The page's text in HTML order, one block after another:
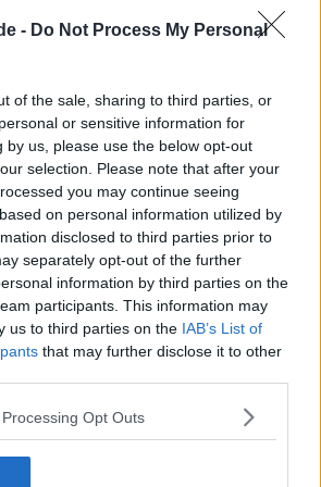
- Do Not Process My Personal
of the sale, sharing to third parties, or
or sensitive information for
by us, please use the below opt-out
selection. Please note that after your
you may continue seeing
on personal information utilized by
disclosed to third parties prior to
separately opt-out of the further
information by third parties on the
participants. This information may
us to third parties on the IAB’s List of
that may further disclose it to other
Opt Outs
anders, als sie dachten. Und ich
du die verdammte Presse liest!‘“
drei Dinge sind in der
die von außen ganz anders
waren – und das bleibt
er gelernt habe, sich von solchen
zu lassen. Er ist
sein neues Umfeld bei LIDL-Trek
einer anderen Seite zeigen wird.
eine Spaltung. Eine Kluft, die sich
er ein geborener Kämpfer ist,